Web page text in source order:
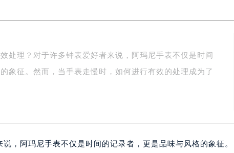
处理？对于许多钟表爱好者来说，阿玛尼手表不仅是时间
象征。然而，当手表走慢时，如何进行有效的处理成为了
，阿玛尼手表不仅是时间的记录者，更是品味与风格的象征。